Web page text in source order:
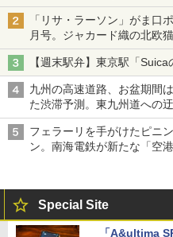
「リサ・ラーソン」がま口
月号。ジャカード織の北欧
【週末駅弁】東京駅「
九州の高速道路、お盆期間
た渋滞予測。東九州道への
フェラーリを手がけたピニ
ン。南海電鉄が新たな「空
Special Site
「A&ultima